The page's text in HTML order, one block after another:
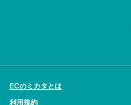
ECのミカタとは
利用規約